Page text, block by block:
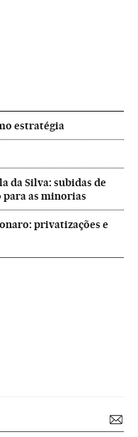
estratégia
da Silva: subidas de
para as minorias
privatizações e